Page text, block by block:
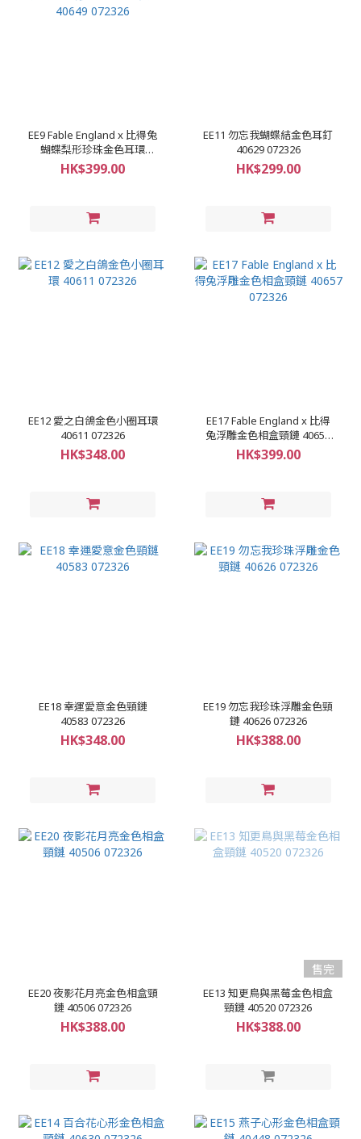
EE9 Fable England x 比得兔
蝴蝶梨形珍珠金色耳環
40649 072326
HK$399.00
EE11 勿忘我蝴蝶結金色耳釘
40629 072326
HK$299.00
EE12 愛之白鴿金色小圈耳環
40611 072326
HK$348.00
EE17 Fable England x 比得
兔浮雕金色相盒頸鏈 40657
072326
HK$399.00
EE18 幸運愛意金色頸鏈
40583 072326
HK$348.00
EE19 勿忘我珍珠浮雕金色頸
鏈 40626 072326
HK$388.00
EE20 夜影花月亮金色相盒頸
鏈 40506 072326
HK$388.00
售完
EE13 知更鳥與黑莓金色相盒
頸鏈 40520 072326
HK$388.00